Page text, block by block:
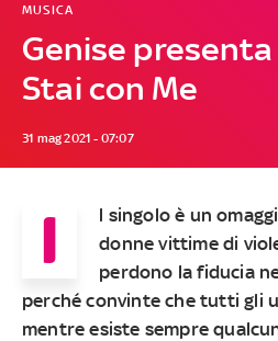
Genise
Stai con Me
MUSICA
31 mag 2021 - 07:07
I
l singolo è un
donne vittime di
perdono la fiducia
perché convinte che tutti gli
mentre esiste sempre